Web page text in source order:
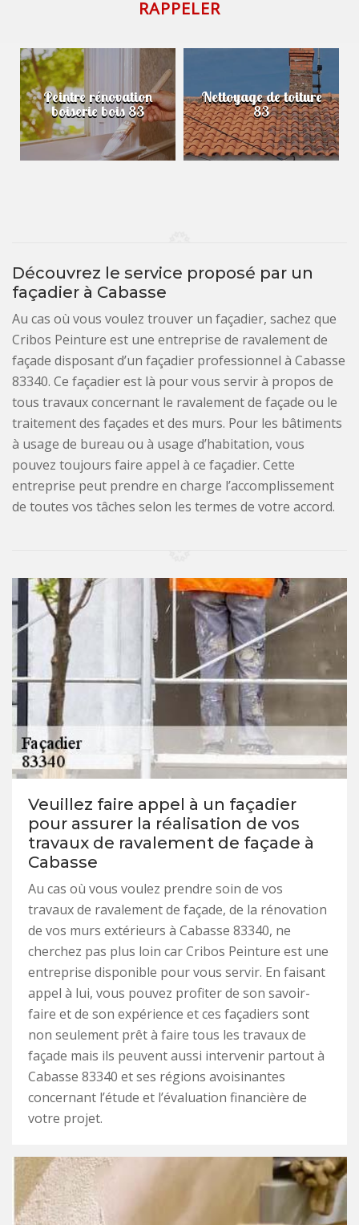
Peintre rénovation
boiserie bois 83
Nettoyage de toiture
83
Découvrez le service proposé par un
façadier à Cabasse
Au cas où vous voulez trouver un façadier, sachez que
Cribos Peinture est une entreprise de ravalement de
façade disposant d’un façadier professionnel à Cabasse
83340. Ce façadier est là pour vous servir à propos de
tous travaux concernant le ravalement de façade ou le
traitement des façades et des murs. Pour les bâtiments
à usage de bureau ou à usage d’habitation, vous
pouvez toujours faire appel à ce façadier. Cette
entreprise peut prendre en charge l’accomplissement
de toutes vos tâches selon les termes de votre accord.
Veuillez faire appel à un façadier
pour assurer la réalisation de vos
travaux de ravalement de façade à
Cabasse
Au cas où vous voulez prendre soin de vos
travaux de ravalement de façade, de la rénovation
de vos murs extérieurs à Cabasse 83340, ne
cherchez pas plus loin car Cribos Peinture est une
entreprise disponible pour vous servir. En faisant
appel à lui, vous pouvez profiter de son savoir-
faire et de son expérience et ces façadiers sont
non seulement prêt à faire tous les travaux de
façade mais ils peuvent aussi intervenir partout à
Cabasse 83340 et ses régions avoisinantes
concernant l’étude et l’évaluation financière de
votre projet.